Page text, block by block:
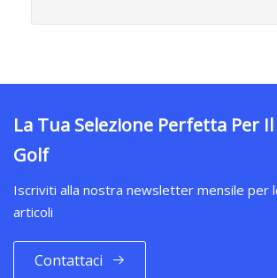
La Tua Selezione Perfetta Per
Golf
Iscriviti alla nostra newsletter mensile per
articoli
Contattaci